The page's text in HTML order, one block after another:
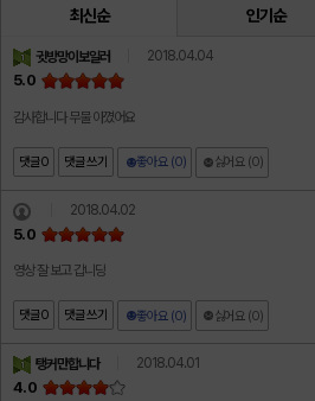
최신순 인기순
귓방망이보일러 2018.04.04
5.0
감사합니다 무물 아꼈어요
댓글0 댓글 쓰기 좋아요 (0) 싫어요 (0)
2018.04.02
5.0
영상 잘 보고 갑니당
댓글0 댓글 쓰기 좋아요 (0) 싫어요 (0)
탱커만합니다 2018.04.01
4.0